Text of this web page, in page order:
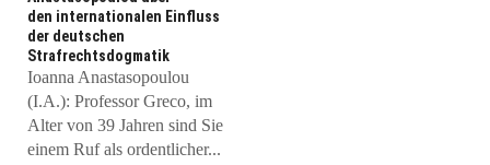
den internationalen Einfluss
der deutschen
Strafrechtsdogmatik
Ioanna Anastasopoulou
(I.A.): Professor Greco, im
Alter von 39 Jahren sind Sie
einem Ruf als ordentlicher...